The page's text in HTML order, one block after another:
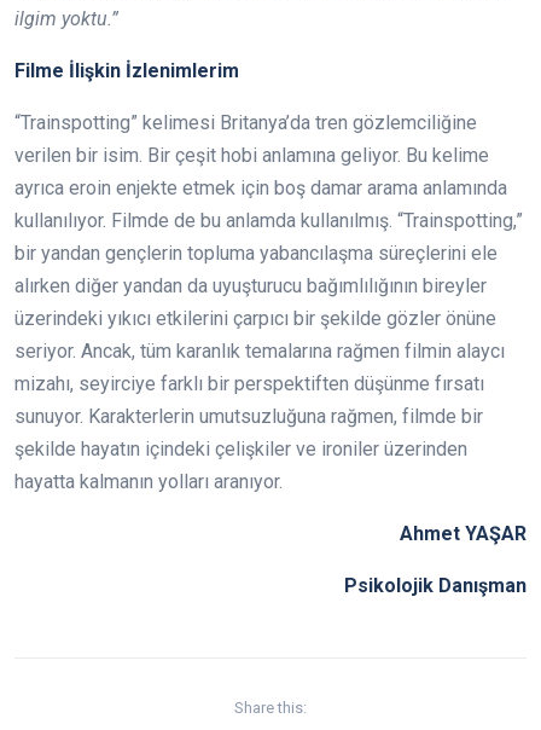
ilgim yoktu.”
Filme İlişkin İzlenimlerim
“Trainspotting” kelimesi Britanya’da tren gözlemciliğine
verilen bir isim. Bir çeşit hobi anlamına geliyor. Bu kelime
ayrıca eroin enjekte etmek için boş damar arama anlamında
kullanılıyor. Filmde de bu anlamda kullanılmış. “Trainspotting,”
bir yandan gençlerin topluma yabancılaşma süreçlerini ele
alırken diğer yandan da uyuşturucu bağımlılığının bireyler
üzerindeki yıkıcı etkilerini çarpıcı bir şekilde gözler önüne
seriyor. Ancak, tüm karanlık temalarına rağmen filmin alaycı
mizahı, seyirciye farklı bir perspektiften düşünme fırsatı
sunuyor. Karakterlerin umutsuzluğuna rağmen, filmde bir
şekilde hayatın içindeki çelişkiler ve ironiler üzerinden
hayatta kalmanın yolları aranıyor.
Ahmet YAŞAR
Psikolojik Danışman
Share this: